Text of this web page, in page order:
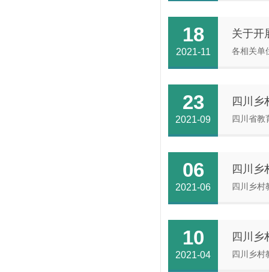
18
2021-11
关于开
23
2021-09
四川乡
06
2021-06
四川乡
10
2021-04
四川乡